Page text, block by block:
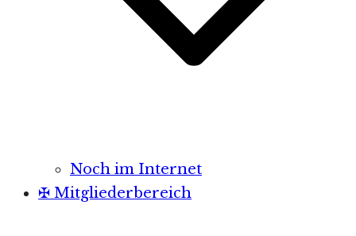
Noch im Internet
✠ Mitgliederbereich